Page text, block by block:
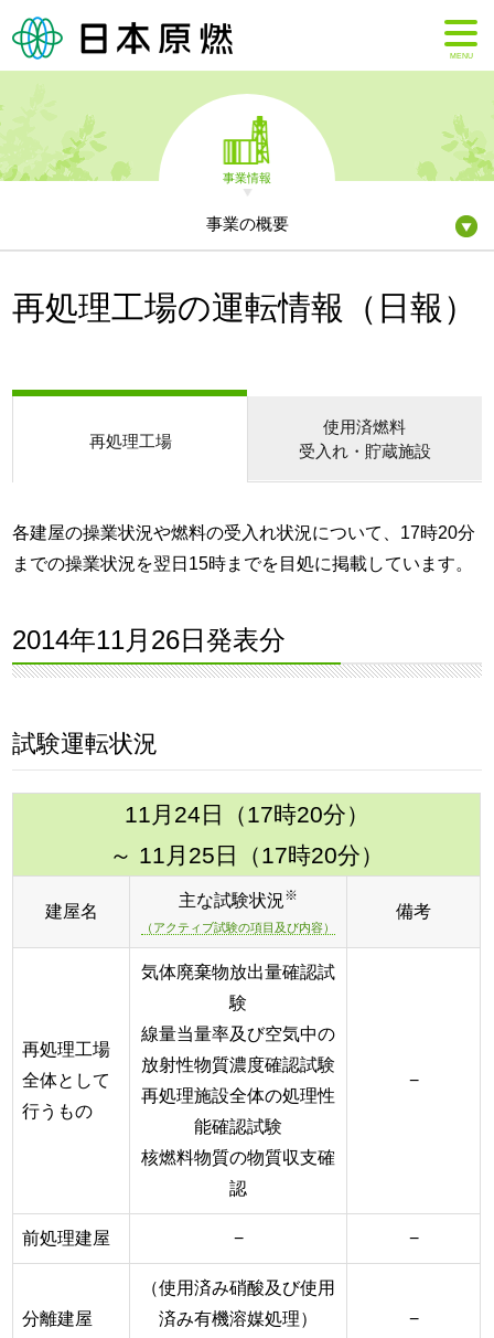
MENU
事業情報
事業の概要
再処理工場の運転情報（日報）
再処理工場
使用済燃料
受入れ・貯蔵施設
各建屋の操業状況や燃料の受入れ状況について、17時20分
までの操業状況を翌日15時までを目処に掲載しています。
2014年11月26日発表分
試験運転状況
11月24日（17時20分）
～ 11月25日（17時20分）
建屋名
主な試験状況※
（アクティブ試験の項目及び内容）
備考
再処理工場
全体として
行うもの
気体廃棄物放出量確認試
験
線量当量率及び空気中の
放射性物質濃度確認試験
再処理施設全体の処理性
能確認試験
核燃料物質の物質収支確
認
−
前処理建屋 − −
分離建屋
（使用済み硝酸及び使用
済み有機溶媒処理）
−